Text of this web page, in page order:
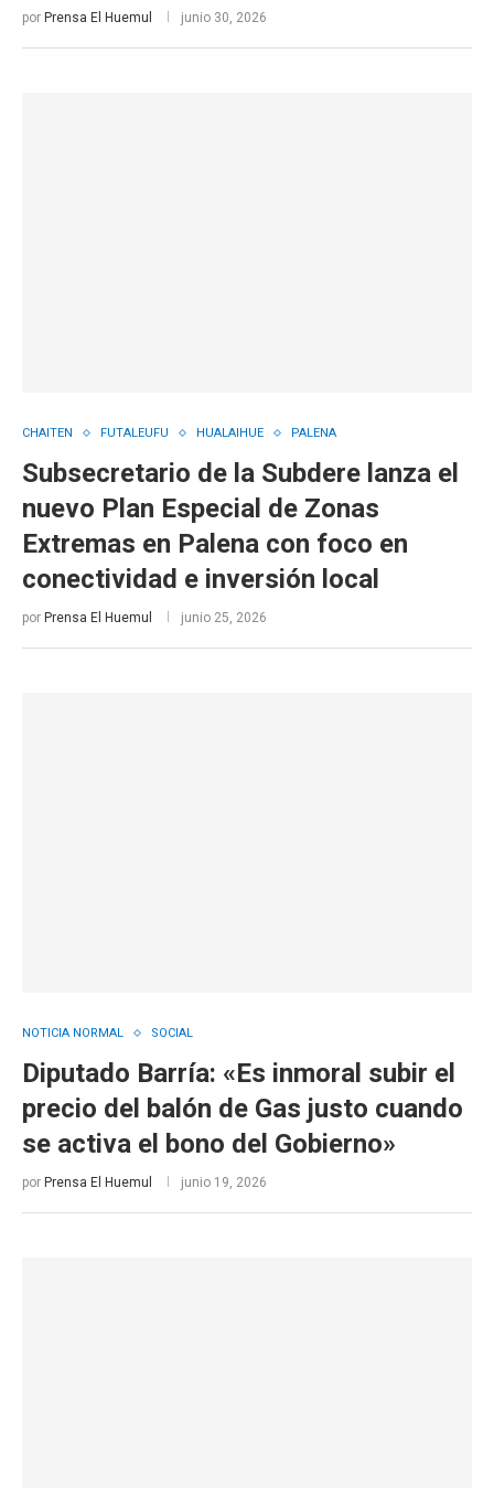
por Prensa El Huemul junio 30, 2026
CHAITEN FUTALEUFU HUALAIHUE PALENA
Subsecretario de la Subdere lanza el
nuevo Plan Especial de Zonas
Extremas en Palena con foco en
conectividad e inversión local
por Prensa El Huemul junio 25, 2026
NOTICIA NORMAL SOCIAL
Diputado Barría: «Es inmoral subir el
precio del balón de Gas justo cuando
se activa el bono del Gobierno»
por Prensa El Huemul junio 19, 2026